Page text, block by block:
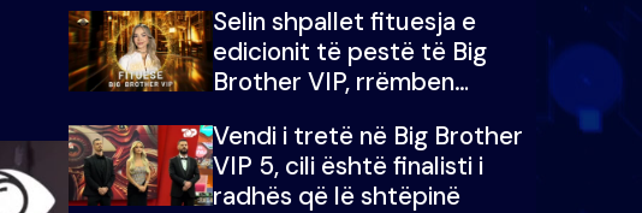
Selin shpallet fituesja e
edicionit të pestë të Big
Brother VIP, rrëmben
mijë eurosh
Vendi i tretë në Big Brother
VIP 5, cili është finalisti i
radhës që lë shtëpinë